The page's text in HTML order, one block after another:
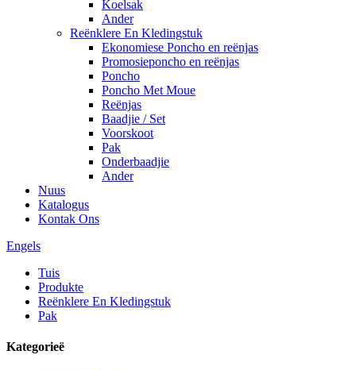
Koelsak
Ander
Reënklere En Kledingstuk
Ekonomiese Poncho en reënjas
Promosieponcho en reënjas
Poncho
Poncho Met Moue
Reënjas
Baadjie / Set
Voorskoot
Pak
Onderbaadjie
Ander
Nuus
Katalogus
Kontak Ons
Engels
Tuis
Produkte
Reënklere En Kledingstuk
Pak
Kategorieë